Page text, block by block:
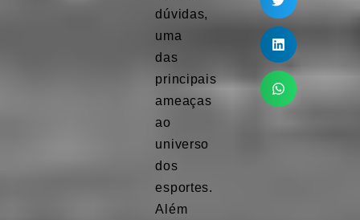
dúvidas,
uma
das
principais
ameaças
ao
universo
dos
esportes.
Além